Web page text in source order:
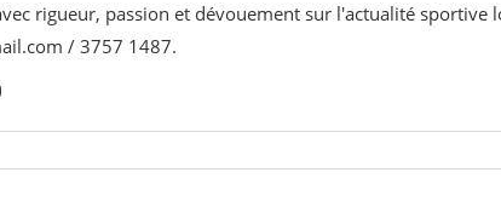
rigueur, passion et dévouement sur l'actualité sportive
/ 3757 1487.